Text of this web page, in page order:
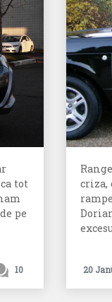
tot
pe
10
criza,
20